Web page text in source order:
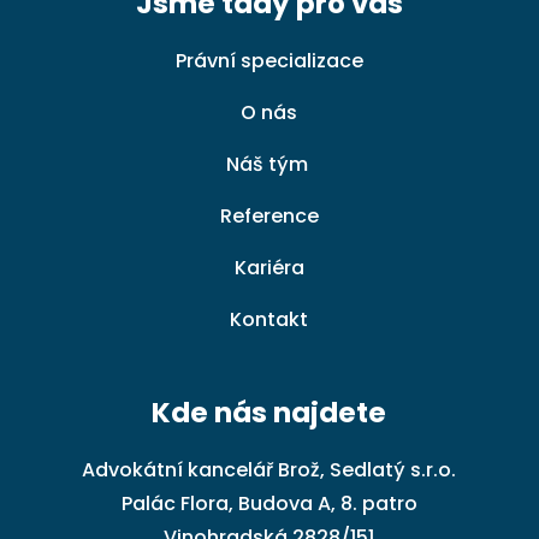
Právní specializace
O nás
Náš tým
Reference
Kariéra
Kontakt
Kde nás najdete
Advokátní kancelář Brož, Sedlatý s.r.o.
Palác Flora, Budova A, 8. patro